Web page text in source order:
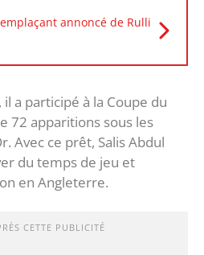
annoncé de Rulli
a participé à la Coupe du
72 apparitions sous les
Avec ce prêt, Salis Abdul
du temps de jeu et
en Angleterre.
CETTE PUBLICITÉ